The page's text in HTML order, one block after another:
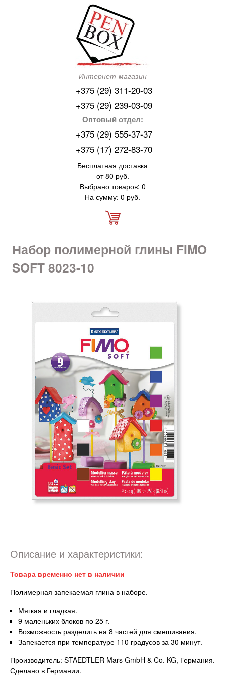
Интернет-магазин
+375 (29) 311-20-03
+375 (29) 239-03-09
Оптовый отдел:
+375 (29) 555-37-37
+375 (17) 272-83-70
Бесплатная доставка
от 80 руб.
Выбрано товаров: 0
На сумму: 0 руб.
Набор полимерной глины FIMO
SOFT 8023-10
Описание и характеристики:
Товара временно нет в наличии
Полимерная запекаемая глина в наборе.
Мягкая и гладкая.
9 маленьких блоков по 25 г.
Возможность разделить на 8 частей для смешивания.
Запекается при температуре 110 градусов за 30 минут.
Производитель: STAEDTLER Mars GmbH & Co. KG, Германия.
Сделано в Германии.